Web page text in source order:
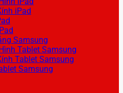
iPad
Samsung
Tablet Samsung
Tablet Samsung
Samsung